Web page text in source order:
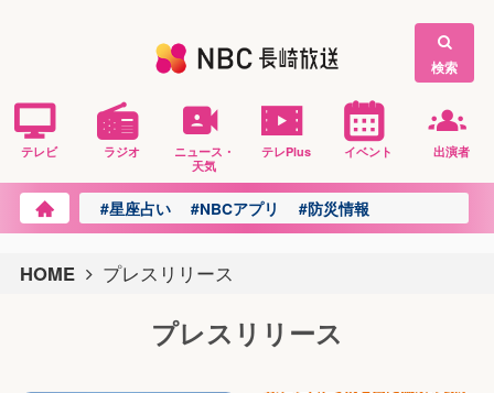
検索
テレビ ラジオ
ニュース・
天気
テレPlus イベント 出演者
#星座占い #NBCアプリ #防災情報
HOME プレスリリース
プレスリリース